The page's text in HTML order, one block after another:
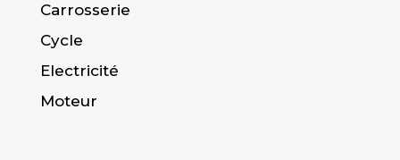
Carrosserie
Cycle
Electricité
Moteur